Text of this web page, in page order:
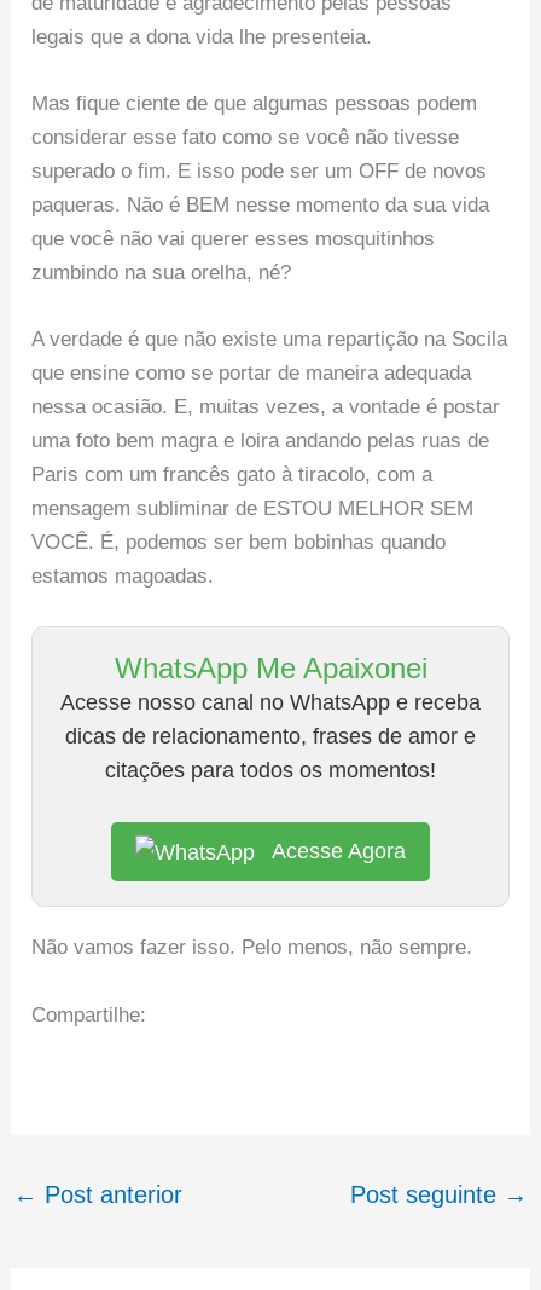
legais que a dona vida lhe presenteia.
Mas fique ciente de que algumas pessoas podem
considerar esse fato como se você não tivesse
superado o fim. E isso pode ser um OFF de novos
paqueras. Não é BEM nesse momento da sua vida
que você não vai querer esses mosquitinhos
zumbindo na sua orelha, né?
A verdade é que não existe uma repartição na Socila
que ensine como se portar de maneira adequada
nessa ocasião. E, muitas vezes, a vontade é postar
uma foto bem magra e loira andando pelas ruas de
Paris com um francês gato à tiracolo, com a
mensagem subliminar de ESTOU MELHOR SEM
VOCÊ. É, podemos ser bem bobinhas quando
estamos magoadas.
WhatsApp Me Apaixonei
Acesse nosso canal no WhatsApp e receba
dicas de relacionamento, frases de amor e
citações para todos os momentos!
Acesse Agora
Não vamos fazer isso. Pelo menos, não sempre.
Compartilhe:
← Post anterior Post seguinte →